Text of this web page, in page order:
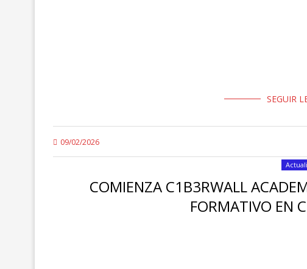
SEGUIR
09/02/2026
COMIENZA C1B3RWALL
FORMATIVO EN